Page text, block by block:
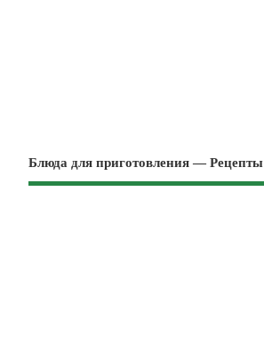
Блюда для приготовления — Рецепты